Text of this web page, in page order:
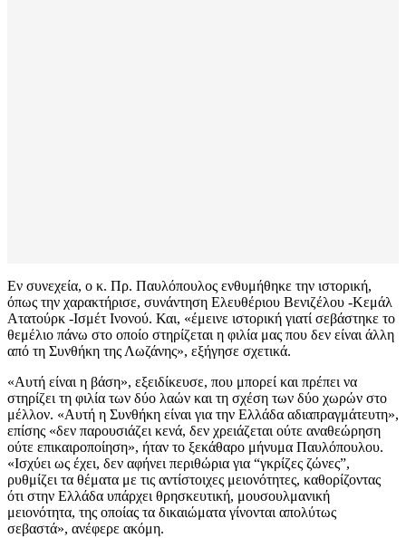
Εν συνεχεία, ο κ. Πρ. Παυλόπουλος ενθυμήθηκε την ιστορική,
όπως την χαρακτήρισε, συνάντηση Ελευθέριου Βενιζέλου -Κεμάλ
Ατατούρκ -Ισμέτ Ινονού. Και, «έμεινε ιστορική γιατί σεβάστηκε το
θεμέλιο πάνω στο οποίο στηρίζεται η φιλία μας που δεν είναι άλλη
από τη Συνθήκη της Λωζάνης», εξήγησε σχετικά.
«Αυτή είναι η βάση», εξειδίκευσε, που μπορεί και πρέπει να
στηρίζει τη φιλία των δύο λαών και τη σχέση των δύο χωρών στο
μέλλον. «Αυτή η Συνθήκη είναι για την Ελλάδα αδιαπραγμάτευτη»,
επίσης «δεν παρουσιάζει κενά, δεν χρειάζεται ούτε αναθεώρηση
ούτε επικαιροποίηση», ήταν το ξεκάθαρο μήνυμα Παυλόπουλου.
«Ισχύει ως έχει, δεν αφήνει περιθώρια για “γκρίζες ζώνες”,
ρυθμίζει τα θέματα με τις αντίστοιχες μειονότητες, καθορίζοντας
ότι στην Ελλάδα υπάρχει θρησκευτική, μουσουλμανική
μειονότητα, της οποίας τα δικαιώματα γίνονται απολύτως
σεβαστά», ανέφερε ακόμη.